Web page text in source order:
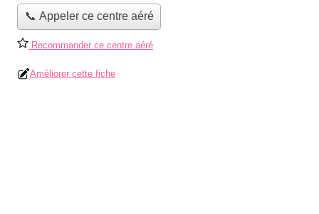
📞 Appeler ce centre aéré
Recommander ce centre aéré
Améliorer cette fiche